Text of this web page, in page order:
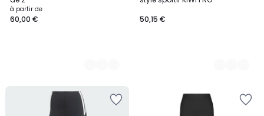
à partir de
60,00 €
50,15 €